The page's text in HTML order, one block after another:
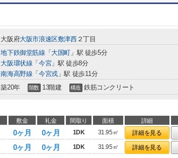
大阪府大阪市浪速区敷津西２丁目
地下鉄御堂筋線 「 大国町 」駅 徒歩5分
大阪環状線 「 今宮」駅 徒歩8分
南海高野線 「 今宮戎」駅 徒歩11分
築20年 階数 13階建 構造 鉄筋コンクリート
敷金 礼金 間取り 面積 詳細
0ヶ月 0ヶ月 1DK 31.95㎡ 詳細を見る
0ヶ月 0ヶ月 1DK 31.95㎡ 詳細を見る